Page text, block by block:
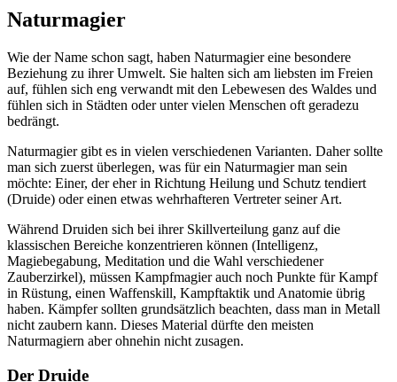
Naturmagier
Wie der Name schon sagt, haben Naturmagier eine besondere
Beziehung zu ihrer Umwelt. Sie halten sich am liebsten im Freien
auf, fühlen sich eng verwandt mit den Lebewesen des Waldes und
fühlen sich in Städten oder unter vielen Menschen oft geradezu
bedrängt.
Naturmagier gibt es in vielen verschiedenen Varianten. Daher sollte
man sich zuerst überlegen, was für ein Naturmagier man sein
möchte: Einer, der eher in Richtung Heilung und Schutz tendiert
(Druide) oder einen etwas wehrhafteren Vertreter seiner Art.
Während Druiden sich bei ihrer Skillverteilung ganz auf die
klassischen Bereiche konzentrieren können (Intelligenz,
Magiebegabung, Meditation und die Wahl verschiedener
Zauberzirkel), müssen Kampfmagier auch noch Punkte für Kampf
in Rüstung, einen Waffenskill, Kampftaktik und Anatomie übrig
haben. Kämpfer sollten grundsätzlich beachten, dass man in Metall
nicht zaubern kann. Dieses Material dürfte den meisten
Naturmagiern aber ohnehin nicht zusagen.
Der Druide